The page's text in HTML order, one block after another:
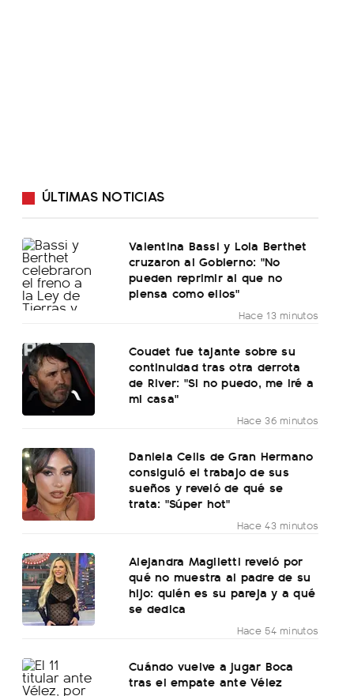
ÚLTIMAS NOTICIAS
Valentina Bassi y Lola Berthet
cruzaron al Gobierno: "No
pueden reprimir al que no
piensa como ellos"
Hace 13 minutos
Coudet fue tajante sobre su
continuidad tras otra derrota
de River: "Si no puedo, me iré a
mi casa"
Hace 36 minutos
Daniela Celis de Gran Hermano
consiguió el trabajo de sus
sueños y reveló de qué se
trata: "Súper hot"
Hace 43 minutos
Alejandra Maglietti reveló por
qué no muestra al padre de su
hijo: quién es su pareja y a qué
se dedica
Hace 54 minutos
Cuándo vuelve a jugar Boca
tras el empate ante Vélez